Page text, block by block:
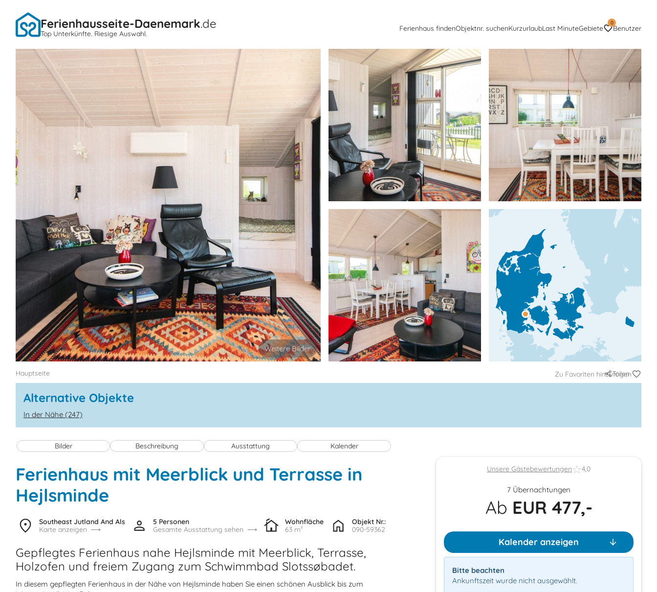
Ferienhausseite-Daenemark.de
Top Unterkünfte. Riesige Auswahl.
Ferienhaus findenObjektnr. suchenKurzurlaubLast MinuteGebiete
0
Benutzer
Hauptseite Zu Favoriten hinzufügen
Teilen
Alternative Objekte
In der Nähe (247)
Bilder Beschreibung Ausstattung Kalender
Ferienhaus mit Meerblick und Terrasse in
Hejlsminde
Southeast Jutland And Als
Karte anzeigen
5 Personen
Gesamte Ausstattung sehen
Wohnfläche
63 m²
Objekt Nr.:
090-59362
Gepflegtes Ferienhaus nahe Hejlsminde mit Meerblick, Terrasse,
Holzofen und freiem Zugang zum Schwimmbad Slotssøbadet.
In diesem gepflegten Ferienhaus in der Nähe von Hejlsminde haben Sie einen schönen Ausblick bis zum
Unsere Gästebewertungen 4,0
7 Übernachtungen
Ab EUR 477,-
Kalender anzeigen
Bitte beachten
Ankunftszeit wurde nicht ausgewählt.